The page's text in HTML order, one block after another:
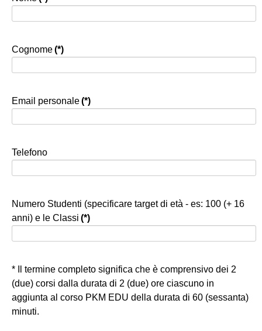
Cognome(*)
Email personale(*)
Telefono
Numero Studenti (specificare target di età - es: 100 (+ 16
anni) e le Classi (*)
* Il termine completo significa che è comprensivo dei 2
(due) corsi dalla durata di 2 (due) ore ciascuno in
aggiunta al corso PKM EDU della durata di 60 (sessanta)
minuti.